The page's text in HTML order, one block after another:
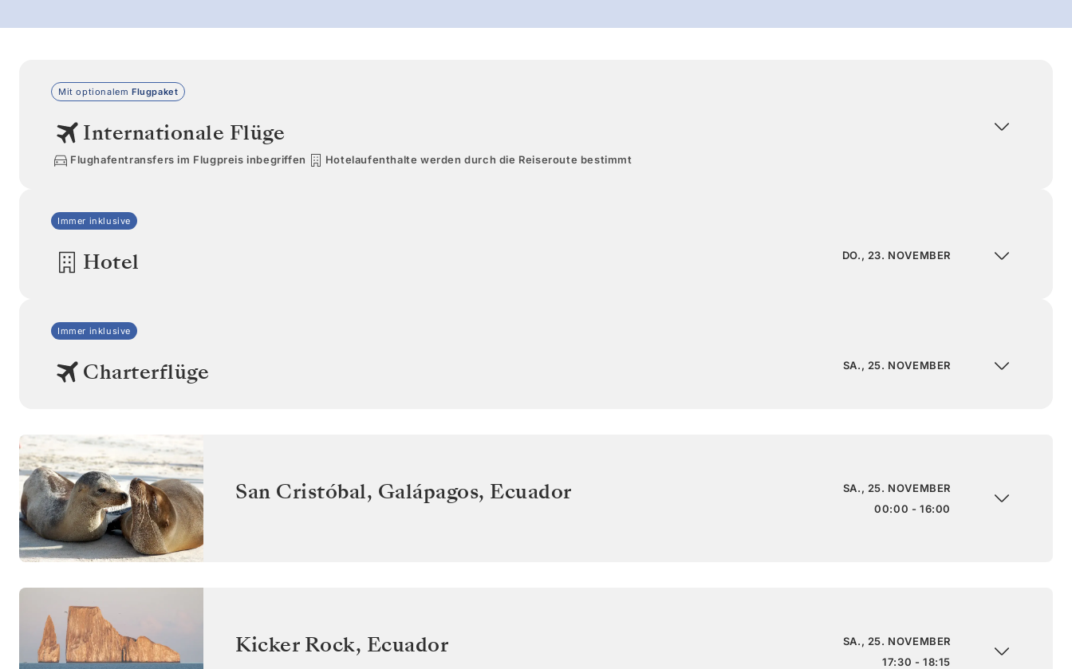
Mit optionalem Flugpaket
Internationale Flüge
Flughafentransfers im Flugpreis inbegriffen Hotelaufenthalte werden durch die Reiseroute bestimmt
Immer inklusive
Hotel DO., 23. NOVEMBER
Immer inklusive
Charterflüge SA., 25. NOVEMBER
San Cristóbal, Galápagos, Ecuador
SA., 25. NOVEMBER
00:00 - 16:00
Kicker Rock, Ecuador
SA., 25. NOVEMBER
17:30 - 18:15